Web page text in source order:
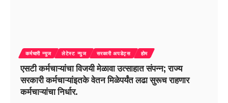
कर्मचारी न्युज लेटेस्ट न्युज सरकारी अपडेट्स होम
एसटी कर्मचाऱ्यांचा विजयी मेळावा उत्साहात संपन्न; राज्य
सरकारी कर्मचाऱ्यांइतके वेतन मिळेपर्यंत लढा सुरूच राहणार
कर्मचाऱ्यांचा निर्धार.